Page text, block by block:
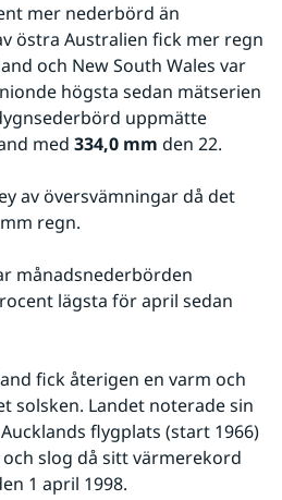
mer nederbörd än
östra Australien fick mer regn
och New South Wales var
högsta sedan mätserien
uppmätte
med 334,0 mm den 22.
av översvämningar då det
regn.
månadsnederbörden
lägsta för april sedan
fick återigen en varm och
solsken. Landet noterade sin
flygplats (start 1966)
slog då sitt värmerekord
1 april 1998.